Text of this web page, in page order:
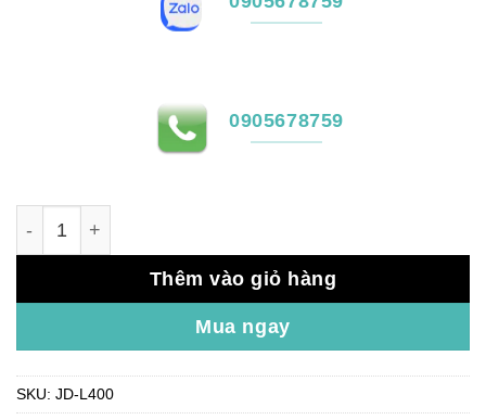
0905678759
Thêm vào giỏ hàng
Mua ngay
SKU: JD-L400